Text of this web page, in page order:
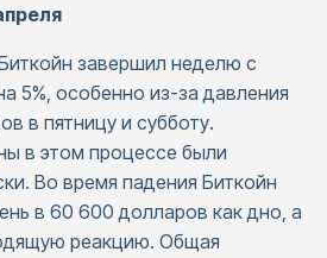
завершил неделю с
5%, особенно из-за давления
в пятницу и субботу.
в этом процессе были
Во время падения Биткойн
в 60 600 долларов как дно, а
реакцию. Общая